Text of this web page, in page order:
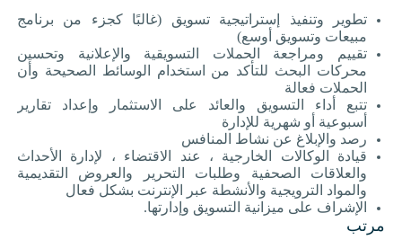
تطوير وتنفيذ إستراتيجية تسويق (غالبًا كجزء من برنامج
مبيعات وتسويق أوسع)
تقييم ومراجعة الحملات التسويقية والإعلانية وتحسين
محركات البحث للتأكد من استخدام الوسائط الصحيحة وأن
الحملات فعالة
تتبع أداء التسويق والعائد على الاستثمار وإعداد تقارير
أسبوعية أو شهرية للإدارة
رصد والإبلاغ عن نشاط المنافس
قيادة الوكالات الخارجية ، عند الاقتضاء ، لإدارة الأحداث
والعلاقات الصحفية وطلبات التحرير والعروض التقديمية
والمواد الترويجية والأنشطة عبر الإنترنت بشكل فعال
الإشراف على ميزانية التسويق وإدارتها.
مرتب